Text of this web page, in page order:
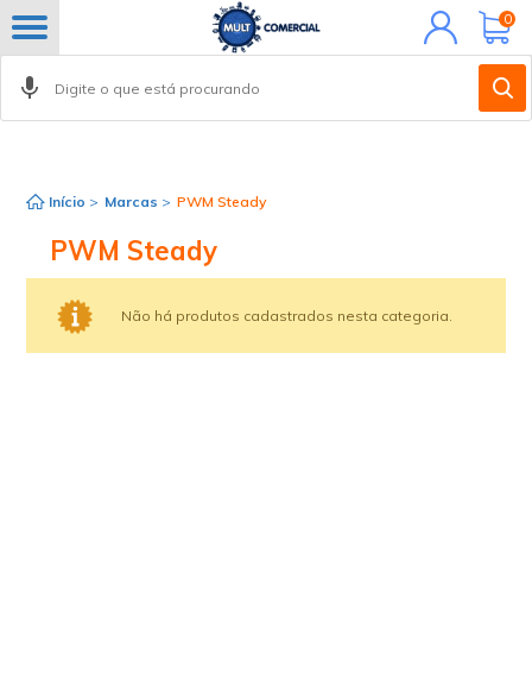
Minha
conta
0
Início > Marcas > PWM Steady
PWM Steady
Não há produtos cadastrados nesta categoria.